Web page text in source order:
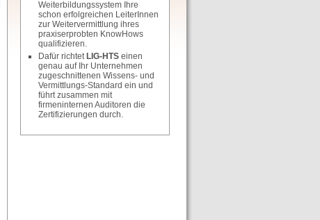
Weiterbildungssystem Ihre
schon erfolgreichen LeiterInnen
zur Weitervermittlung ihres
praxiserprobten KnowHows
qualifizieren.
Dafür richtet LIG-HTS einen
genau auf Ihr Unternehmen
zugeschnittenen Wissens- und
Vermittlungs-Standard ein und
führt zusammen mit
firmeninternen Auditoren die
Zertifizierungen durch.